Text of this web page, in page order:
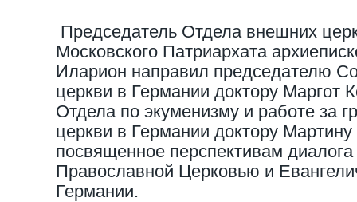
Председатель Отдела внешних
Московского Патриархата
Иларион направил председателю
церкви в Германии доктору Маргот
Отдела по экуменизму и работе за
церкви в Германии доктору
посвященное перспективам
Православной Церковью и
Германии.